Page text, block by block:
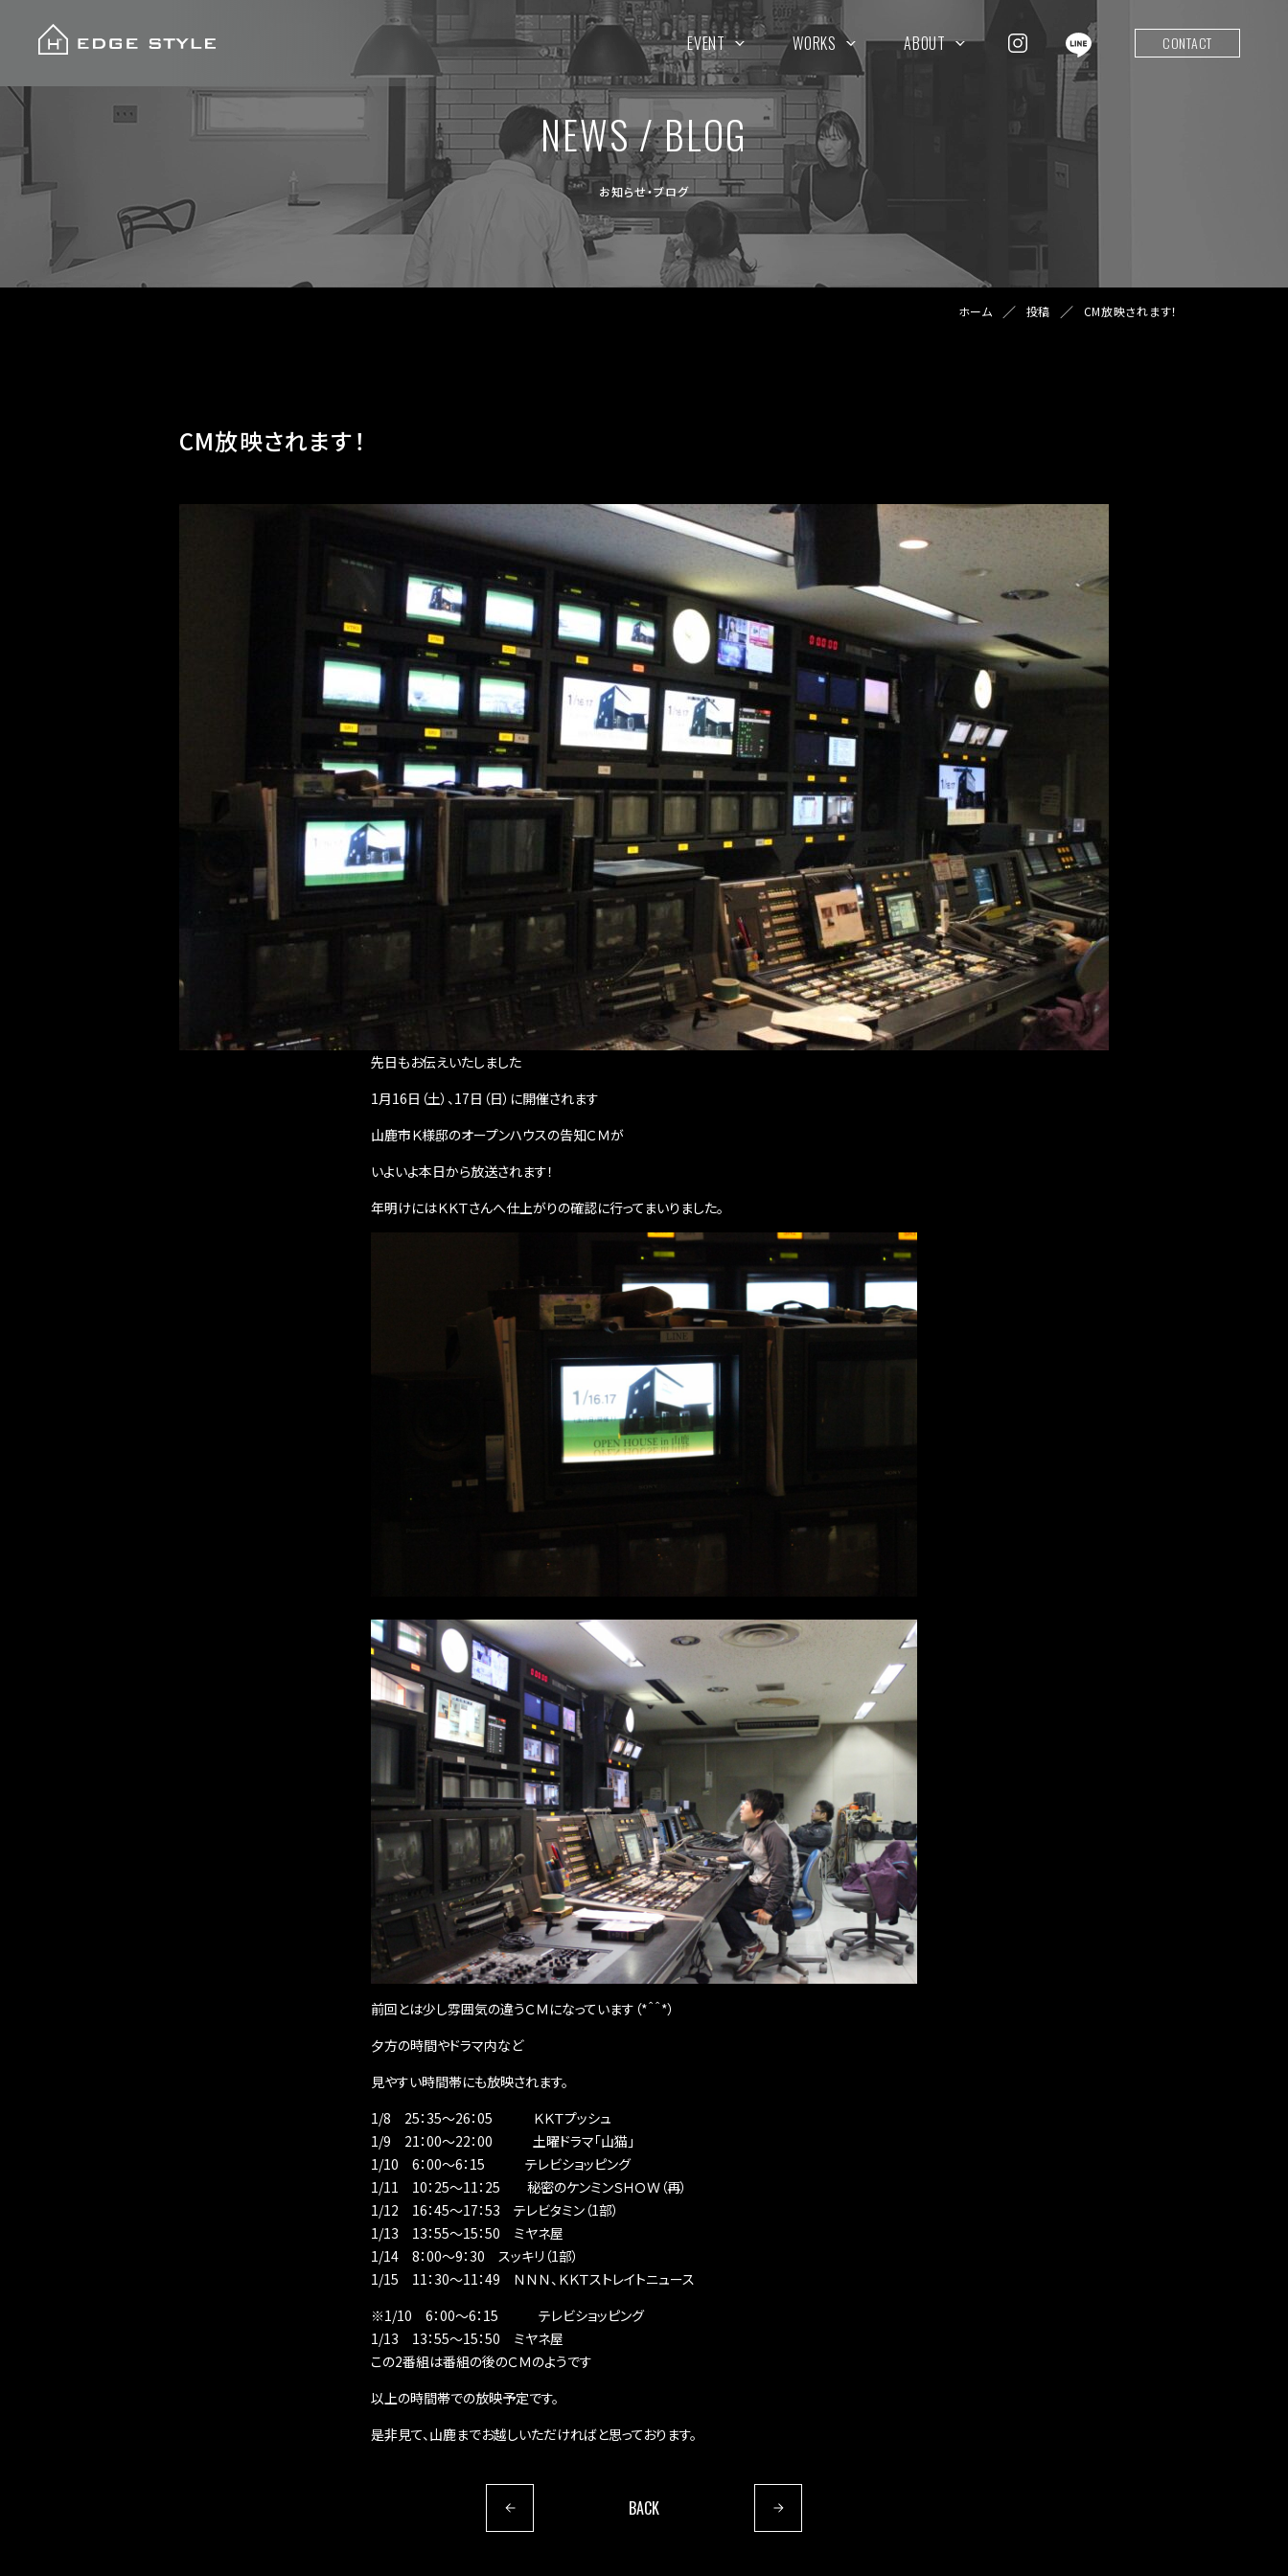
EVENT WORKS ABOUT CONTACT
お知らせ・ブログ
NEWS / BLOG
ホーム 投稿 CM放映されます！
CM放映されます！
先日もお伝えいたしました
1月16日（土）、17日（日）に開催されます
山鹿市Ｋ様邸のオープンハウスの告知ＣＭが
いよいよ本日から放送されます！
年明けにはＫＫＴさんへ仕上がりの確認に行ってまいりました。
前回とは少し雰囲気の違うＣＭになっています（*＾＾*）
夕方の時間やドラマ内など
見やすい時間帯にも放映されます。
1/8 25：35～26：05 ＫＫＴプッシュ
1/9 21：00～22：00 土曜ドラマ「山猫」
1/10 6：00～6：15 テレビショッピング
1/11 10：25～11：25 秘密のケンミンＳＨＯＷ（再）
1/12 16：45～17：53 テレビタミン（1部）
1/13 13：55～15：50 ミヤネ屋
1/14 8：00～9：30 スッキリ（1部）
1/15 11：30～11：49 ＮＮＮ、ＫＫＴストレイトニュース
※1/10 6：00～6：15 テレビショッピング
1/13 13：55～15：50 ミヤネ屋
この2番組は番組の後のＣＭのようです
以上の時間帯での放映予定です。
是非見て、山鹿までお越しいただければと思っております。
BACK